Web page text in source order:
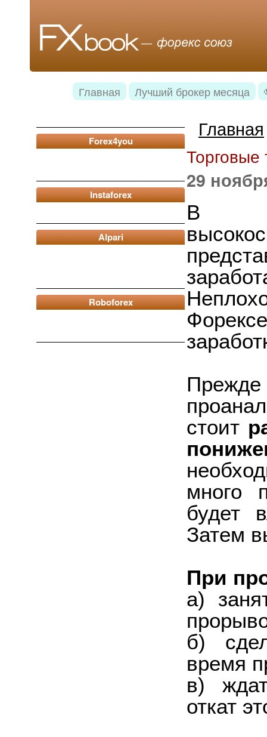
Главная Лучший брокер месяца
Forex4you
Instaforex
Alpari
Roboforex
Главная
Торговые
29
В
стоит
много
будет
Затем
При
а)
б)
время
в)
откат